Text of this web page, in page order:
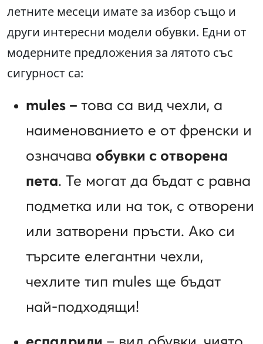
летните месеци имате за избор също и
други интересни модели обувки. Едни от
модерните предложения за лятото със
сигурност са:
mules – това са вид чехли, а
наименованието е от френски и
означава обувки с отворена
пета. Те могат да бъдат с равна
подметка или на ток, с отворени
или затворени пръсти. Ако си
търсите елегантни чехли,
чехлите тип mules ще бъдат
най-подходящи!